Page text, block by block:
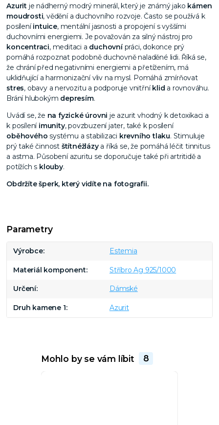
Azuritje nádherný modrý minerál, který je známý jako kámen
moudrosti, vědění a duchovního rozvoje. Často se používá k
posíleníintuice, mentální jasnosti a propojení s vyššími
duchovními energiemi. Je považován za silný nástroj pro
koncentraci, meditaci a duchovnípráci, dokonce prý
pomáhá rozpoznat podobně duchovně naladěné lidi. Říká se,
že chrání před negativními energiemi a přetížením, má
uklidňující a harmonizační vliv na mysl. Pomáhá zmírňovat
stres, obavy a nervozitu a podporuje vnitřní klid a rovnováhu.
Brání hlubokým depresím.
Uvádí se, že na fyzické úrovni je azurit vhodný k detoxikaci a
k posílení imunity, povzbuzení jater, také k posílení
oběhového systému a stabilizaci krevního tlaku. Stimuluje
prý také činnost štítnéžlázya říká se, že pomáhá léčit tinnitus
a astma. Působení azuritu se doporučuje také při artritidě a
potížích s klouby.
Obdržíte šperk, který vidíte na fotografii.
Parametry
Výrobce Estemia
Materiál komponent Stříbro Ag 925/1000
Určení Dámské
Druh kamene 1 Azurit
Mohlo by se vám líbit 8